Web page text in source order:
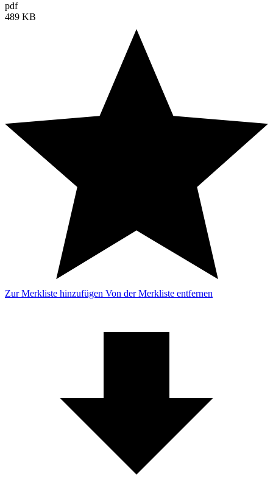
pdf
489 KB
Zur Merkliste hinzufügen Von der Merkliste entfernen